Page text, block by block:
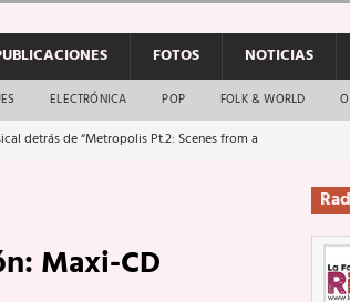
FOTOS NOTICIAS
ELECTRÓNICA POP FOLK & WORLD
detrás de “Metropolis Pt.2: Scenes from a
manos
ENTREVISTAS
Maxi-CD